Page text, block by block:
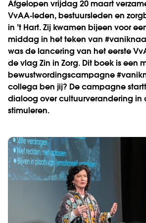
Afgelopen vrijdag 20 maart
VvAA‑leden, bestuursleden en
in ’t Hart. Zij kwamen bijeen voor
middag in het teken van
was de lancering van het eerste
de vlag Zin in Zorg. Dit boek is een
bewustwordings­campagne
collega ben jij? De campagne
dialoog over cultuurverandering in
stimuleren.